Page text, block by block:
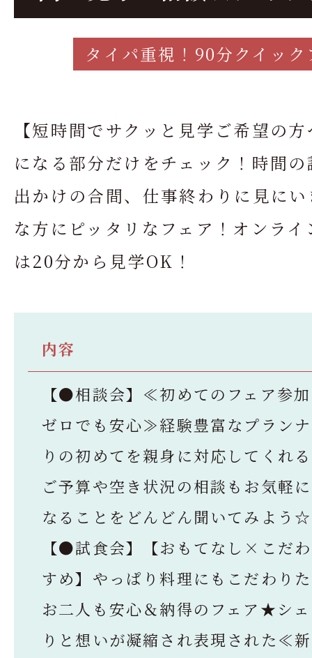
タイパ重視！90分クイック
【短時間でサクッと見学ご希望の
になる部分だけをチェック！時間
出かけの合間、仕事終わりに見に
な方にピッタリなフェア！オンラ
は20分から見学OK！
内容
【●相談会】≪初めてのフェア参
ゼロでも安心≫経験豊富なプラン
りの初めてを親身に対応してくれ
ご予算や空き状況の相談もお気軽
なることをどんどん聞いてみよう☆
【●試食会】【おもてなし×こだ
すめ】やっぱり料理にもこだわり
お二人も安心＆納得のフェア★シ
りと想いが凝縮され表現された≪